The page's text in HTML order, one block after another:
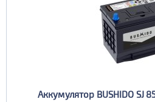
Аккумулятор BUSHIDO SJ